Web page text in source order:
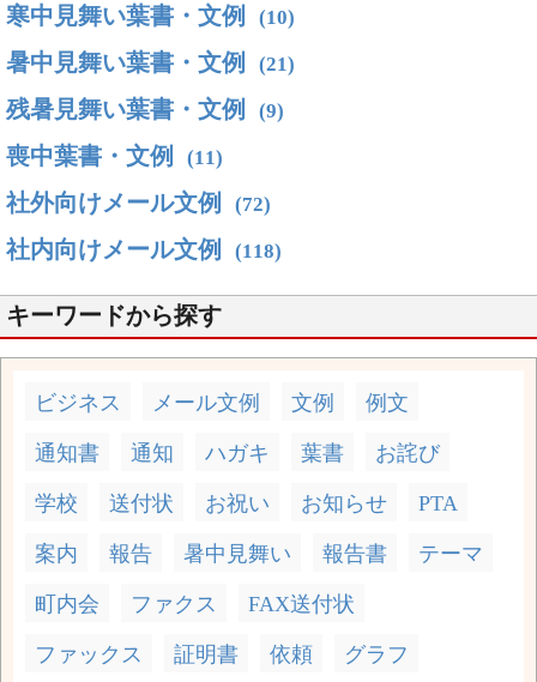
寒中見舞い葉書・文例 (10)
暑中見舞い葉書・文例 (21)
残暑見舞い葉書・文例 (9)
喪中葉書・文例 (11)
社外向けメール文例 (72)
社内向けメール文例 (118)
キーワードから探す
ビジネス メール文例 文例 例文
通知書 通知 ハガキ 葉書 お詫び
学校 送付状 お祝い お知らせ PTA
案内 報告 暑中見舞い 報告書 テーマ
町内会 ファクス FAX送付状
ファックス 証明書 依頼 グラフ